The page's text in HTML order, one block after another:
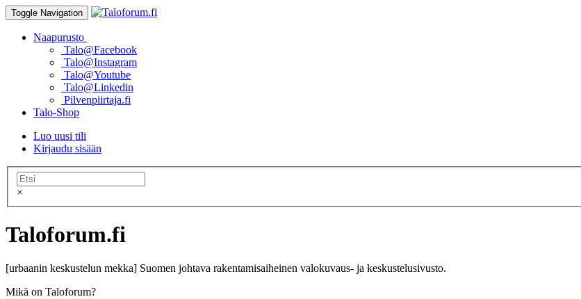
Toggle Navigation
Naapurusto
Talo@Facebook
Talo@Instagram
Talo@Youtube
Talo@Linkedin
Pilvenpiirtaja.fi
Talo-Shop
Luo uusi tili
Kirjaudu sisään
×
Taloforum.fi
[urbaanin keskustelun mekka] Suomen johtava rakentamisaiheinen valokuvaus- ja keskustelusivusto.
Mikä on Taloforum?